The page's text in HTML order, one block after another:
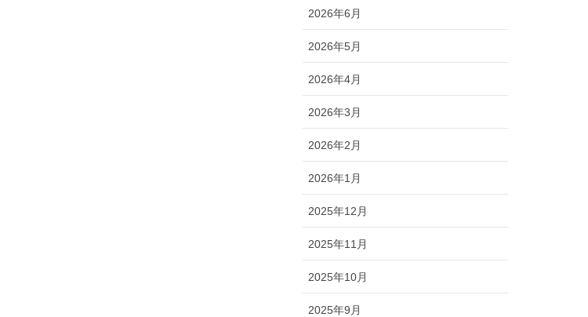
2026年6月
2026年5月
2026年4月
2026年3月
2026年2月
2026年1月
2025年12月
2025年11月
2025年10月
2025年9月